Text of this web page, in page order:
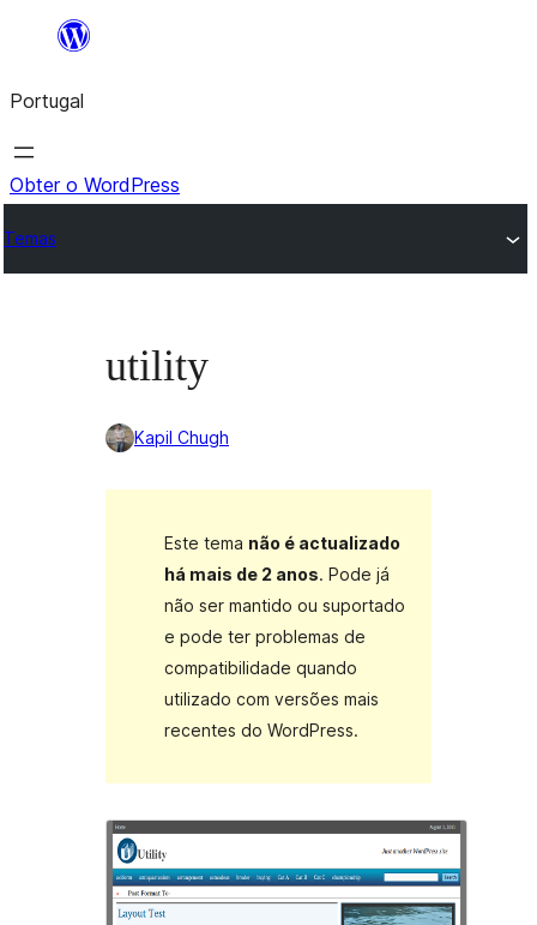
Saltar
o
conteúdo
Portugal
Obter o WordPress
Temas
utility
Kapil Chugh
Este tema não é actualizado
há mais de 2 anos. Pode já
não ser mantido ou suportado
e pode ter problemas de
compatibilidade quando
utilizado com versões mais
recentes do WordPress.